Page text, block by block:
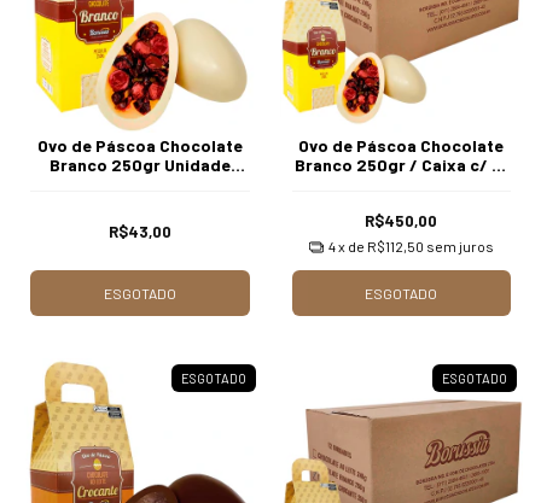
Ovo de Páscoa Chocolate
Branco 250gr Unidade
R$43,00
ESGOTADO
Ovo de Páscoa Chocolate
Branco 250gr / Caixa c/ 12
R$450,00
4x de R$112,50 sem juros
ESGOTADO
ESGOTADO ESGOTADO